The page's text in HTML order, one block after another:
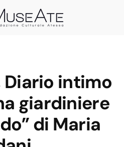
Diario intimo
giardiniere
di Maria